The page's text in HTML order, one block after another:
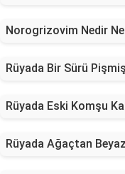
Norogrizovim Nedir Ne
Rüyada Bir Sürü
Rüyada Eski Komşu
Rüyada Ağaçtan